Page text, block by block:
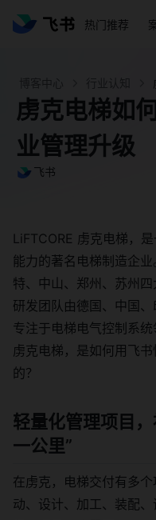
热门推荐
虏克电梯如
业管理升级
飞书
LiFTCORE 虏克电梯，
能力的著名电梯制造企
特、中山、郑州、苏州四
研发团队由德国、中国、
专注于电梯电气控制系
虏克电梯，是如何用飞
的？
轻量化管理项目
一公里”
在虏克，电梯交付有多
动、设计、加工、装配